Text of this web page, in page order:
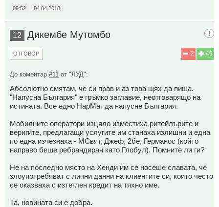
09:52 04.04.2018
12 Дикембе Мутомбо
49
2
ОТГОВОР
До коментар #11 от "ЛУД":
Абсолютно смятам, че си прав и аз това щях да пиша.
"Напусна България" е гръмко заглавие, неотговарящо на
истината. Все едно НарМаг да напусне България.
Мобилните оператори изцяло изместиха ритейлърите и
веригите, предлагащи услугите им станаха излишни и една
по една изчезнаха - МСвят, Джеф, 2бе, Германос (който
направо беше ребрандиран като Глобул). Помните ли ги?
Не на последно място на Хенди им се носеше славата, че
злоупотребяват с лични данни на клиентите си, които често
се оказваха с изтеглен кредит на тяхно име.
Та, новината си е добра.